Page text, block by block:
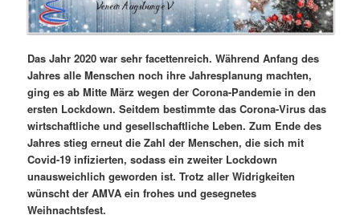
Das Jahr 2020 war sehr facettenreich. Während Anfang des
Jahres alle Menschen noch ihre Jahresplanung machten,
ging es ab Mitte März wegen der Corona-Pandemie in den
ersten Lockdown. Seitdem bestimmte das Corona-Virus das
wirtschaftliche und gesellschaftliche Leben. Zum Ende des
Jahres stieg erneut die Zahl der Menschen, die sich mit
Covid-19 infizierten, sodass ein zweiter Lockdown
unausweichlich geworden ist. Trotz aller Widrigkeiten
wünscht der AMVA ein frohes und gesegnetes
Weihnachtsfest.